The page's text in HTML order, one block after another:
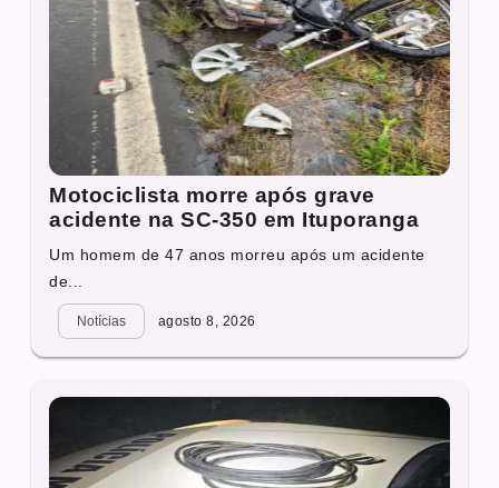
Motociclista morre após grave
acidente na SC-350 em Ituporanga
Um homem de 47 anos morreu após um acidente
de...
Notícias agosto 8, 2026